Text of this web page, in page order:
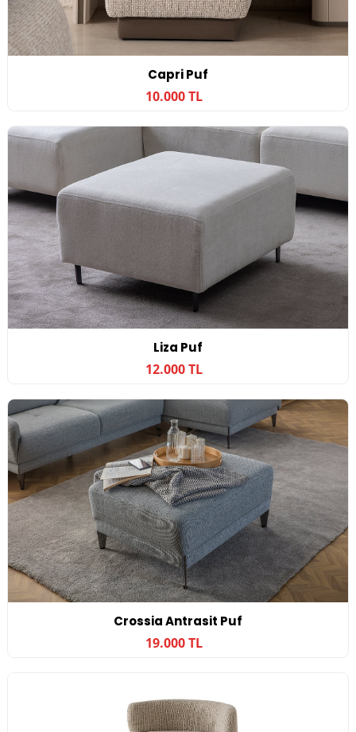
Capri Puf
10.000 TL
Liza Puf
12.000 TL
Crossia Antrasit Puf
19.000 TL